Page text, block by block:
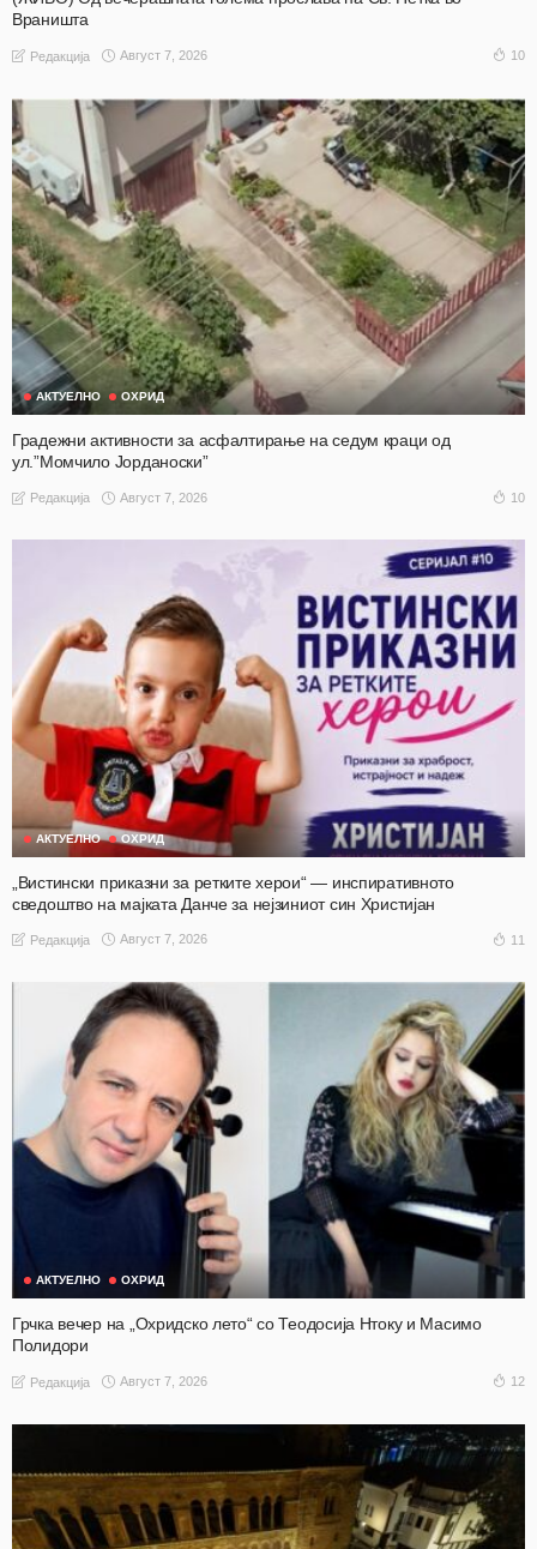
Враништа
Редакција Август 7, 2026 10
АКТУЕЛНО ОХРИД
Градежни активности за асфалтирање на седум краци од
ул.”Момчило Јорданоски”
Редакција Август 7, 2026 10
АКТУЕЛНО ОХРИД
„Вистински приказни за ретките херои“ — инспиративното
сведоштво на мајката Данче за нејзиниот син Христијан
Редакција Август 7, 2026 11
АКТУЕЛНО ОХРИД
Грчка вечер на „Охридско лето“ со Теодосија Нтоку и Масимо
Полидори
Редакција Август 7, 2026 12